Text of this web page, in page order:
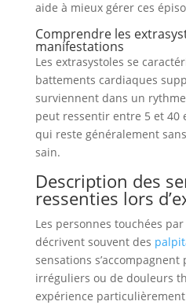
aide à mieux gérer ces
Comprendre les
manifestations
Les extrasystoles se
battements cardiaques
surviennent dans un
peut ressentir entre 5 et 40
qui reste généralement
sain.
Description des
ressenties lors
Les personnes touchées
décrivent souvent des
sensations
irréguliers ou de douleurs
expérience